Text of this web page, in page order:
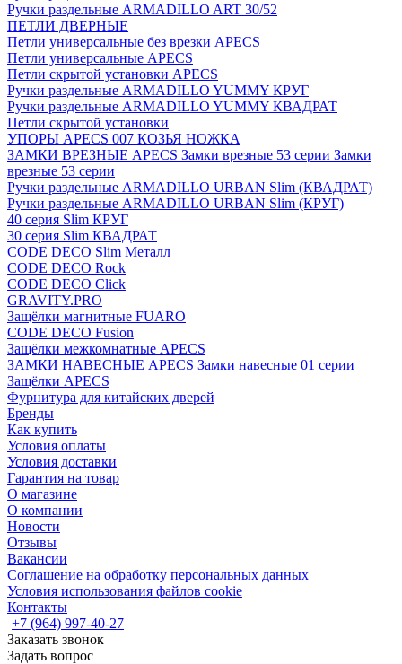
Ручки раздельные ARMADILLO ART 30/52
ПЕТЛИ ДВЕРНЫЕ
Петли универсальные без врезки APECS
Петли универсальные APECS
Петли скрытой установки APECS
Ручки раздельные ARMADILLO YUMMY КРУГ
Ручки раздельные ARMADILLO YUMMY КВАДРАТ
Петли скрытой установки
УПОРЫ APECS 007 КОЗЬЯ НОЖКА
ЗАМКИ ВРЕЗНЫЕ APECS Замки врезные 53 серии Замки
врезные 53 серии
Ручки раздельные ARMADILLO URBAN Slim (КВАДРАТ)
Ручки раздельные ARMADILLO URBAN Slim (КРУГ)
40 серия Slim КРУГ
30 серия Slim КВАДРАТ
CODE DECO Slim Металл
CODE DECO Rock
CODE DECO Click
GRAVITY.PRO
Защёлки магнитные FUARO
CODE DECO Fusion
Защёлки межкомнатные APECS
ЗАМКИ НАВЕСНЫЕ APECS Замки навесные 01 серии
Защёлки APECS
Фурнитура для китайских дверей
Бренды
Как купить
Условия оплаты
Условия доставки
Гарантия на товар
О магазине
О компании
Новости
Отзывы
Вакансии
Соглашение на обработку персональных данных
Условия использования файлов cookie
Контакты
+7 (964) 997-40-27
Заказать звонок
Задать вопрос